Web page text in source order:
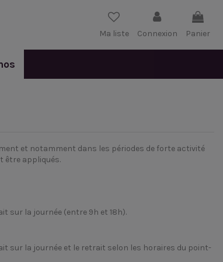
Ma liste Connexion Panier
et notamment dans les périodes de forte activité
être appliqués.
sur la journée (entre 9h et 18h).
sur la journée et le retrait selon les horaires du point-